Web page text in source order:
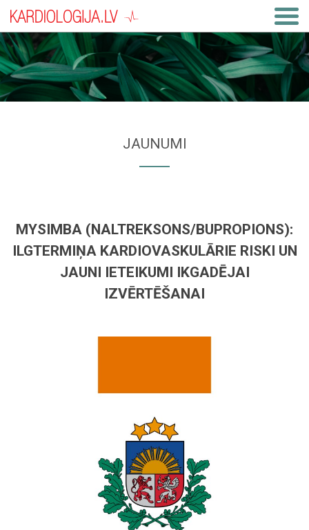
JAUNUMI
MYSIMBA (NALTREKSONS/BUPROPIONS):
ILGTERMIŅA KARDIOVASKULĀRIE RISKI UN
JAUNI IETEIKUMI IKGADĒJAI
IZVĒRTĒŠANAI